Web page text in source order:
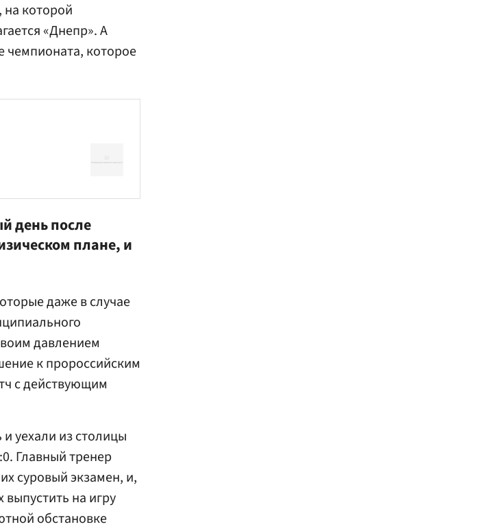
которой
«Днепр». А
чемпионата, которое
день после
плане, и
даже в случае
давлением
к пророссийским
с действующим
уехали из столицы
Главный тренер
суровый экзамен, и,
на игру
обстановке